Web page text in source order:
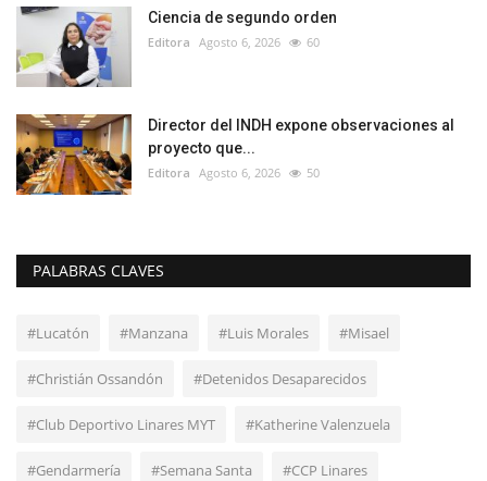
Ciencia de segundo orden
Editora Agosto 6, 2026 60
Director del INDH expone observaciones al
proyecto que...
Editora Agosto 6, 2026 50
PALABRAS CLAVES
#Lucatón #Manzana #Luis Morales #Misael
#Christián Ossandón #Detenidos Desaparecidos
#Club Deportivo Linares MYT #Katherine Valenzuela
#Gendarmería #Semana Santa #CCP Linares